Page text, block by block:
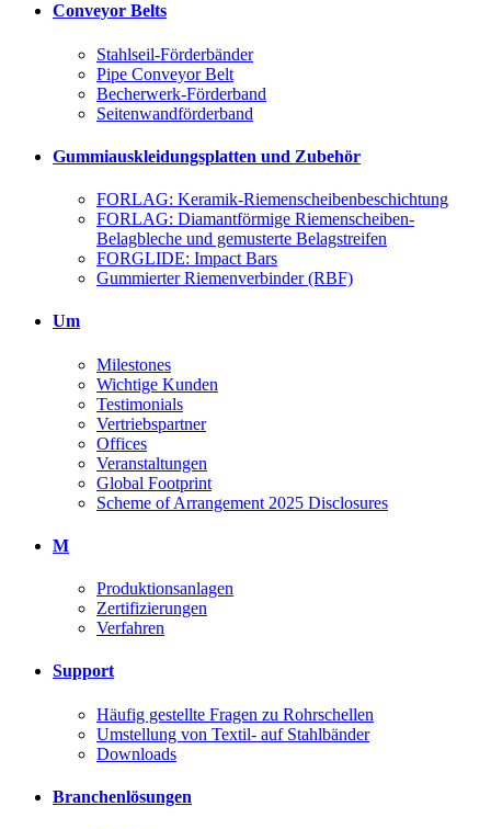
Conveyor Belts
Stahlseil-Förderbänder
Pipe Conveyor Belt
Becherwerk-Förderband
Seitenwandförderband
Gummiauskleidungsplatten und Zubehör
FORLAG: Keramik-Riemenscheibenbeschichtung
FORLAG: Diamantförmige Riemenscheiben-
Belagbleche und gemusterte Belagstreifen
FORGLIDE: Impact Bars
Gummierter Riemenverbinder (RBF)
Um
Milestones
Wichtige Kunden
Testimonials
Vertriebspartner
Offices
Veranstaltungen
Global Footprint
Scheme of Arrangement 2025 Disclosures
M
Produktionsanlagen
Zertifizierungen
Verfahren
Support
Häufig gestellte Fragen zu Rohrschellen
Umstellung von Textil- auf Stahlbänder
Downloads
Branchenlösungen